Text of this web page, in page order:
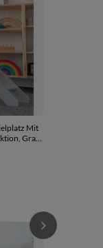
Mit
Grau,
KiddyMoon